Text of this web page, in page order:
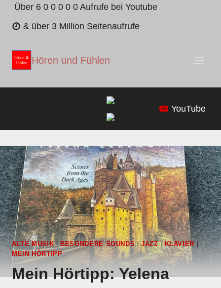
Zum
Inhalt
Über 6 0 0 0 0 0 Aufrufe bei Youtube
& über 3 Million Seitenaufrufe
Hören und Fühlen
YouTube
ALTE MUSIK|BESONDERE SOUNDS|JAZZ|KLAVIER|
MEIN HÖRTIPP
Mein Hörtipp: Yelena